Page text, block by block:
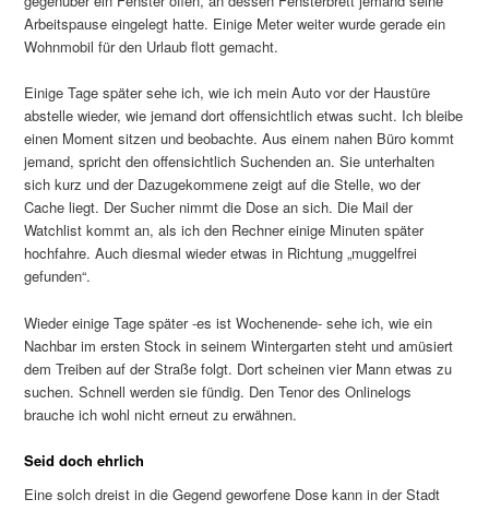
Arbeitspause eingelegt hatte. Einige Meter weiter wurde gerade ein
Wohnmobil für den Urlaub flott gemacht.
Einige Tage später sehe ich, wie ich mein Auto vor der Haustüre
abstelle wieder, wie jemand dort offensichtlich etwas sucht. Ich bleibe
einen Moment sitzen und beobachte. Aus einem nahen Büro kommt
jemand, spricht den offensichtlich Suchenden an. Sie unterhalten
sich kurz und der Dazugekommene zeigt auf die Stelle, wo der
Cache liegt. Der Sucher nimmt die Dose an sich. Die Mail der
Watchlist kommt an, als ich den Rechner einige Minuten später
hochfahre. Auch diesmal wieder etwas in Richtung „muggelfrei
gefunden“.
Wieder einige Tage später -es ist Wochenende- sehe ich, wie ein
Nachbar im ersten Stock in seinem Wintergarten steht und amüsiert
dem Treiben auf der Straße folgt. Dort scheinen vier Mann etwas zu
suchen. Schnell werden sie fündig. Den Tenor des Onlinelogs
brauche ich wohl nicht erneut zu erwähnen.
Seid doch ehrlich
Eine solch dreist in die Gegend geworfene Dose kann in der Stadt